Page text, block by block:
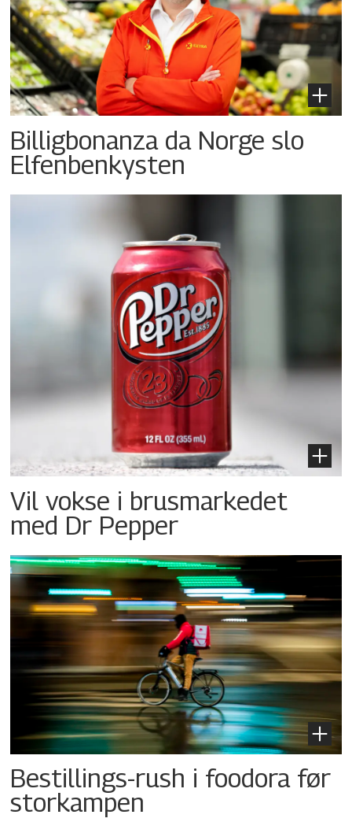
Billigbonanza da Norge slo
Elfenbenkysten
Vil vokse i brusmarkedet
med Dr Pepper
Bestillings-rush i foodora før
storkampen